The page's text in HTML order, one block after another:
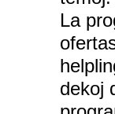
La
dekoj